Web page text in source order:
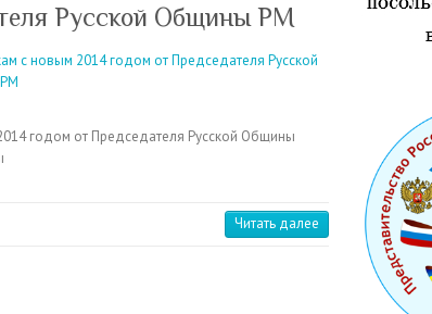
Русской Общины РМ
годом от Председателя Русской Общины
Читать далее